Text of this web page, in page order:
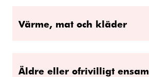
Värme, mat och kläder
Äldre eller ofrivilligt